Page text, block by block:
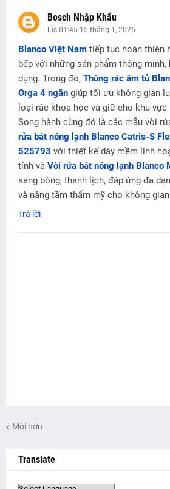
Bosch Nhập Khẩu
lúc 01:45 15 tháng 1, 2026
Blanco Việt Nam tiếp tục hoàn thiện
bếp với những sản phẩm thông
dụng. Trong đó, Thùng rác âm tủ
Orga 4 ngăn giúp tối ưu không gian
loại rác khoa học và giữ cho khu vực
Song hành cùng đó là các mẫu vòi
rửa bát nóng lạnh Blanco Catris-S
525793 với thiết kế dây mềm linh
tính và Vòi rửa bát nóng lạnh Blanco
sáng bóng, thanh lịch, đáp ứng đa
và nâng tầm thẩm mỹ cho không
Trả lời
Mới hơn
Translate